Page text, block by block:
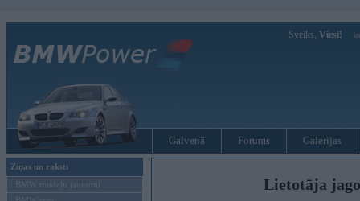
Sveiks, Viesi!
Galvenā Forums Galerijas
Ziņas un raksti
BMW modeļu jaunumi
Lietotāja